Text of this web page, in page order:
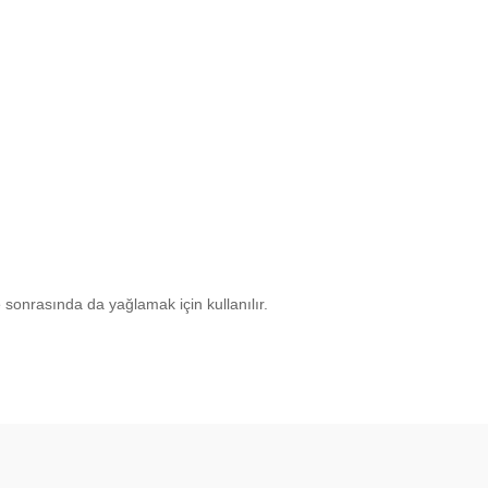
da yağlamak için kullanılır.